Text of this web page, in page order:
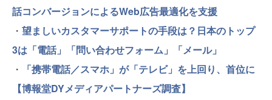
話コンバージョンによるWeb広告最適化を支援
・ 望ましいカスタマーサポートの手段は？日本のトップ
3は「電話」「問い合わせフォーム」「メール」
・
「携帯電話／スマホ」が「テレビ」を上回り、首位に
【博報堂DYメディアパートナーズ調査】